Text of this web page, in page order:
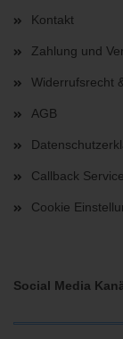
Kontakt
Zahlung und
Widerrufsrecht
AGB
Callback Service
Cookie
Social Media